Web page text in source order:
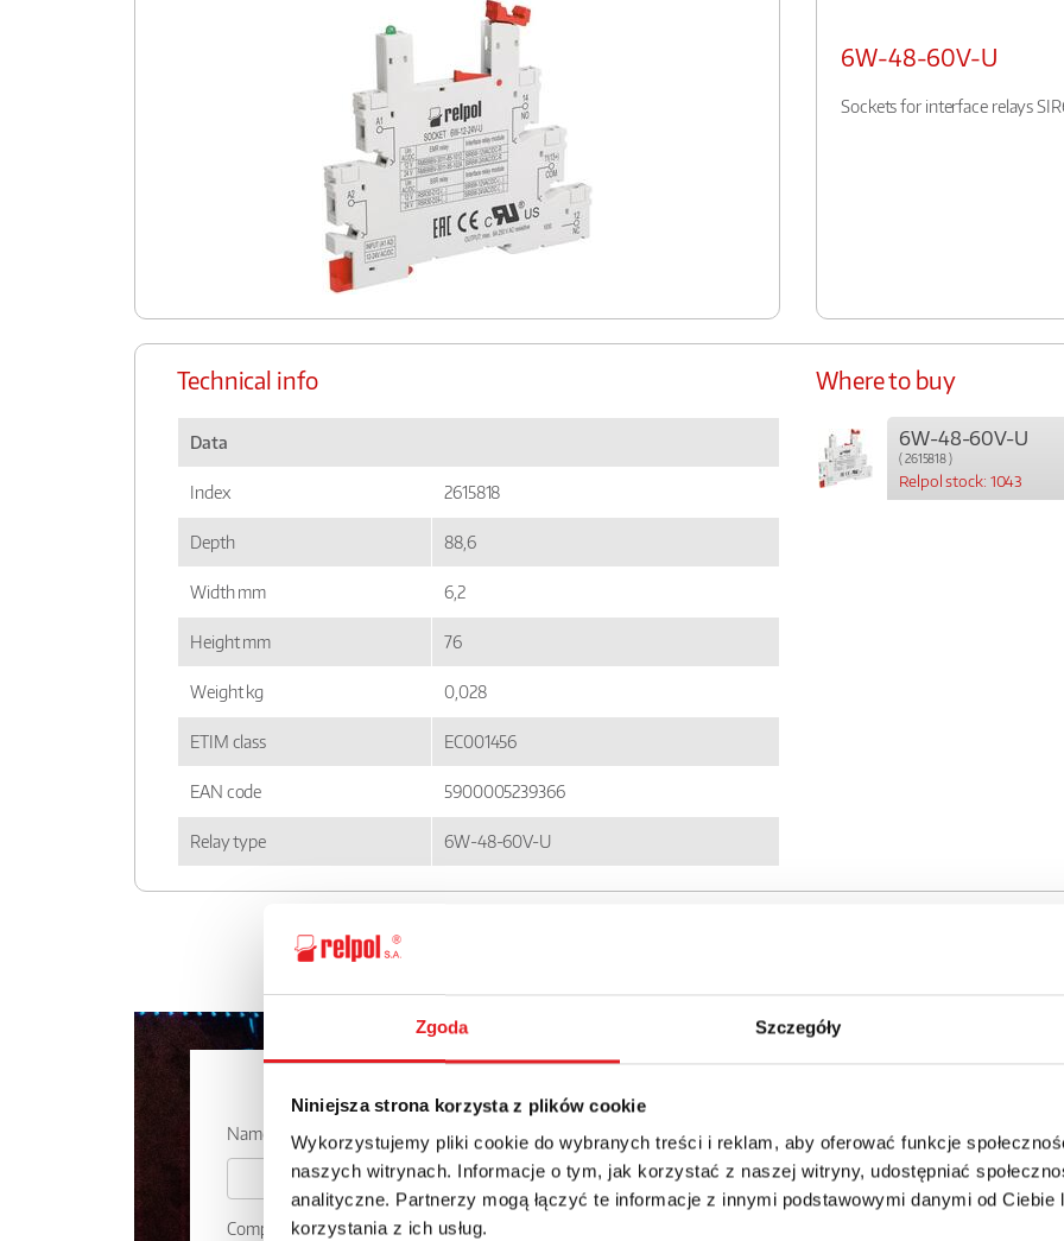
Zgoda Szczegóły
Niniejsza strona korzysta z plików cookie
Wykorzystujemy pliki cookie do wybranych treści i reklam, aby oferować funkcje
naszych witrynach. Informacje o tym, jak korzystać z naszej witryny, udostępniać
analityczne. Partnerzy mogą łączyć te informacje z innymi podstawowymi danymi od
korzystania z ich usług.
6W-48-60V-U
Sockets for interface relays
Technical info
Data
Index 2615818
Depth 88,6
Width mm 6,2
Height mm 76
Weight kg 0,028
ETIM class EC001456
EAN code 5900005239366
Relay type 6W-48-60V-U
Where to buy
6W-48-60V-U
( 2615818 )
Relpol stock: 1043
Name: * Email: *
Company: